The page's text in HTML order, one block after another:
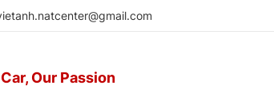
Our Passion